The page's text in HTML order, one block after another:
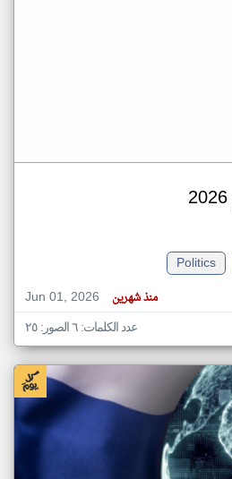
Politics
Jun 01, 2026
منذ شهرين
عدد الكلمات: ٦ الصور: ٢٥